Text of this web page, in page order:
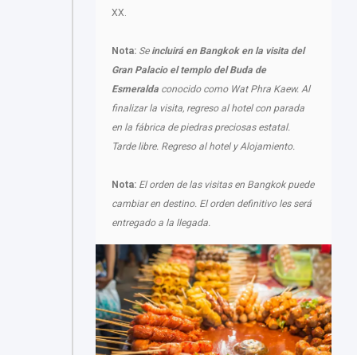
XX.
Nota: Seincluirá en Bangkok en la visita del
Gran Palacio el templo del Buda de
Esmeralda conocido como Wat Phra Kaew. Al
finalizar la visita, regreso al hotel con parada
en la fábrica de piedras preciosas estatal.
Tarde libre. Regreso al hotel y Alojamiento.
Nota: El orden de las visitas en Bangkok puede
cambiar en destino. El orden definitivo les será
entregado a la llegada.